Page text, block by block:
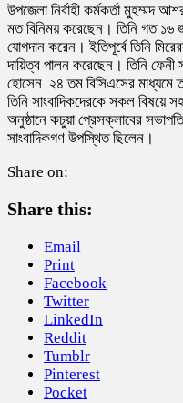
উপজেলা নির্বাহী কর্মকর্তা মুহম্মদ
মত বিনিময় করেছেন। তিনি গত ১৬
যোগদান করেন। ইতিপূর্বে তিনি
দায়িত্ব পালন করেছেন। তিনি
হোসেন ২৪ তম বিসিএসের মাধ্যমে
তিনি সাংবাদিকদেরকে সকল বিষয়ে
অনুষ্ঠানে কচুয়া প্রেসক্লাবের
সাংবাদিকগণ উপস্থিত ছিলেন।
Share on:
Share this:
Email
Print
Facebook
Twitter
LinkedIn
Reddit
Tumblr
Pinterest
Pocket